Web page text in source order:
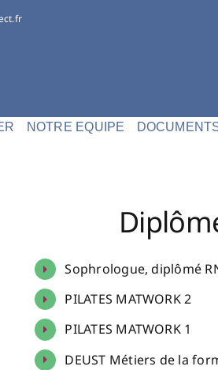
NOTRE EQUIPE
Sophrologue, diplômé
PILATES MATWORK 2
PILATES MATWORK 1
DEUST Métiers de la